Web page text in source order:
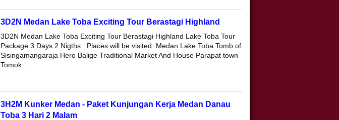
3D2N Medan Lake Toba Exciting Tour Berastagi Highland
3D2N Medan Lake Toba Exciting Tour Berastagi Highland Lake Toba Tour
Package 3 Days 2 Nigths Places will be visited: Medan Lake Toba Tomb of
Sisingamangaraja Hero Balige Traditional Market And House Parapat town
Tomok ...
3H2M Kunker Medan - Paket Kunjungan Kerja Medan Danau
Toba 3 Hari 2 Malam